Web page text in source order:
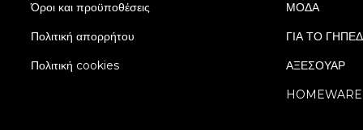
Όροι και προϋποθέσεις
Πολιτική απορρήτου
Πολιτική cookies
ΜΟΔΑ
ΓΙΑ ΤΟ
ΑΞΕΣΟΥΑΡ
HOMEWARE